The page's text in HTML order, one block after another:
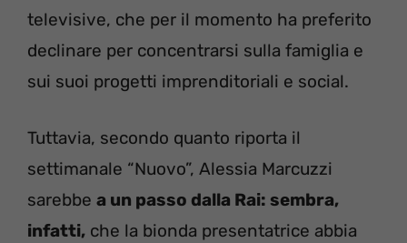
televisive, che per il momento ha preferito
declinare per concentrarsi sulla famiglia e
sui suoi progetti imprenditoriali e social.
Tuttavia, secondo quanto riporta il
settimanale “Nuovo”, Alessia Marcuzzi
sarebbe a un passo dalla Rai: sembra,
infatti, che la bionda presentatrice abbia